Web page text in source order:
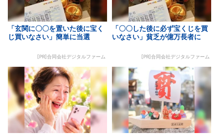
「玄関に〇〇を置いた後に宝く
じ買いなさい」簡単に当選
[PR]合同会社デジタルファーム
「〇〇した後に必ず宝くじを買
いなさい」貧乏が億万長者に
[PR]合同会社デジタルファーム